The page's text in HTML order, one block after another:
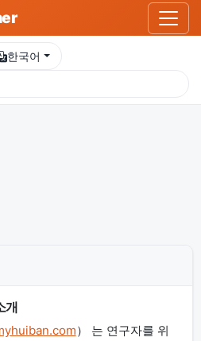
한국어
개
） 는 연구자를 위